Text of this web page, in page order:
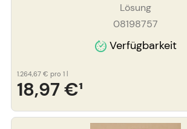
Lösung
08198757
Verfügbarkeit
18,97 €¹
1.264,67 € pro 1 l